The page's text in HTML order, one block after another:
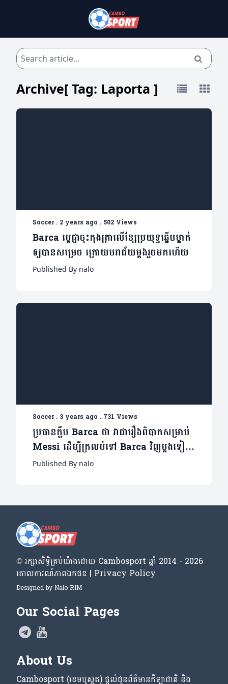
Archive[ Tag: Laporta ]
Soccer. 2 years ago . 502 Views
Barca ប្តេជ្ញាចុះកុងត្រាលើខ្សែប្រយុទ្ធឆ្នើមម្នាក់
ឲ្យបានសម្រេច ក្រោយបរាជ័យម្តងរួចមកហើយ
Published By nalo
Soccer. 3 years ago . 731 Views
ប្រធានក្លឹប Barca ថា វាជារឿងពិបាកសម្រាប់
Messi ដើម្បីត្រលប់ទៅ Barca វិញម្តងទៀត
នៅថ្ងៃអនាគត
Published By nalo
© រក្សា​សិទ្ធិ​គ្រប់​យ៉ាង​ដោយ​ Cambosport ឆ្នាំ 2014 - 2026
គោលការណ៍​ភាព​ឯកជន | Privacy Policy
Designed by Nalo RIM
Our Social Pages
About Us
Cambosport (ខេមបូស្ពត) ផ្តល់ជូនព័ត៌មានកីឡាជាតិ និង